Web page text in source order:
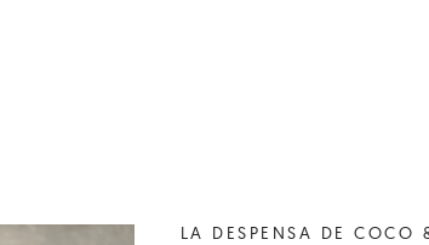
LA DESPENSA DE COCO